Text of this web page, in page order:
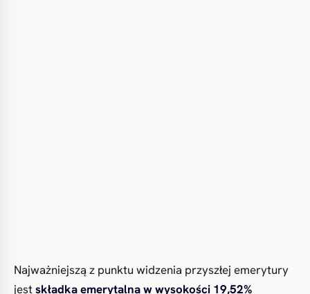
Najważniejszą z punktu widzenia przyszłej emerytury
jestskładka emerytalna w wysokości 19,52%